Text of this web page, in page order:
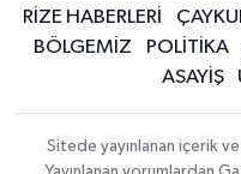
RİZE HABERLERİ
BÖLGEMİZ
POLİTİKA
ASAYİŞ
Sitede yayınlanan içerik